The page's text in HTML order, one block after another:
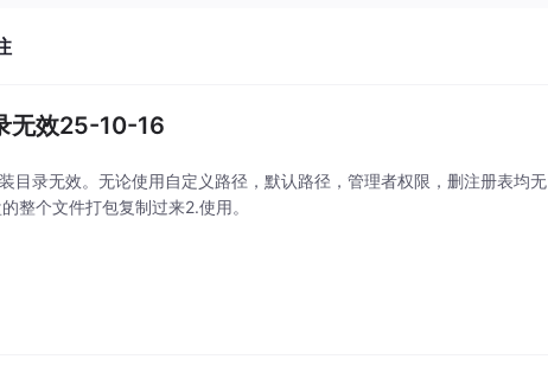
无效25-10-16
目录无效。无论使用自定义路径，默认路径，管理者权限，删注册表均无
整个文件打包复制过来2.使用。